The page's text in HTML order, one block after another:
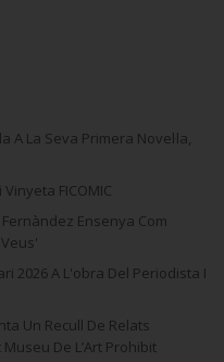
A La Seva Primera Novel·la,
FICOMIC
Ensenya Com
2026 A L'obra Del Periodista I
Un Recull De Relats
De L’Art Prohibit